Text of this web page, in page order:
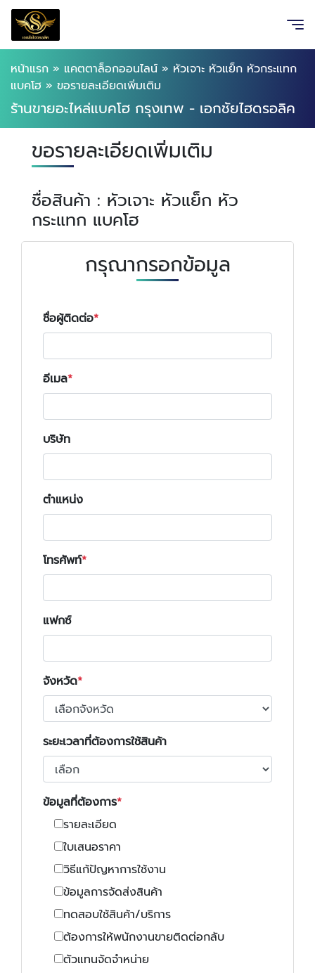
หน้าแรก » แคตตาล็อกออนไลน์ » หัวเจาะ หัวแย็ก หัวกระแทก
แบคโฮ » ขอรายละเอียดเพิ่มเติม
ร้านขายอะไหล่แบคโฮ กรุงเทพ - เอกชัยไฮดรอลิค
ขอรายละเอียดเพิ่มเติม
ชื่อสินค้า : หัวเจาะ หัวแย็ก หัว
กระแทก แบคโฮ
กรุณากรอกข้อมูล
ชื่อผู้ติดต่อ
อีเมล
บริษัท
ตำแหน่ง
โทรศัพท์
แฟกซ์
จังหวัด
ระยะเวลาที่ต้องการใช้สินค้า
ข้อมูลที่ต้องการ
รายละเอียด
ใบเสนอราคา
วิธีแก้ปัญหาการใช้งาน
ข้อมูลการจัดส่งสินค้า
ทดสอบใช้สินค้า/บริการ
ต้องการให้พนักงานขายติดต่อกลับ
ตัวแทนจัดจำหน่าย